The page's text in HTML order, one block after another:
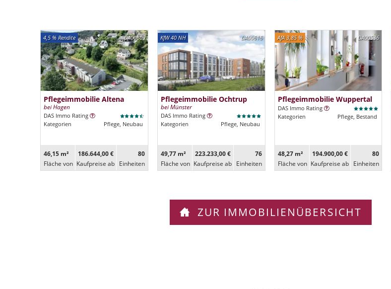
DA00609
4,5 % Rendite
Pflegeimmobilie Altena
bei Hagen
DAS Immo Rating
Kategorien
Pflege, Neubau
46,15 m²
Fläche von
186.644,00 €
Kaufpreise ab
80
Ein­heiten
DA00616
KfW 40 NH
Pflegeimmobilie Ochtrup
bei Münster
DAS Immo Rating
Kategorien
Pflege, Neubau
49,77 m²
Fläche von
223.233,00 €
Kaufpreise ab
76
Ein­heiten
DA00536
AfA 3,85 %
Pflegeimmobilie Wuppertal
DAS Immo Rating
Kategorien
Pflege, Bestand
48,27 m²
Fläche von
194.900,00 €
Kaufpreise ab
80
Ein­heiten
ZUR IMMOBILIENÜBERSICHT